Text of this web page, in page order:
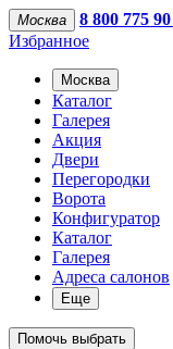
Москва
8 800 775
Избранное
Москва
Каталог
Галерея
Акция
Двери
Перегородки
Ворота
Конфигуратор
Каталог
Галерея
Адреса салонов
Еще
Помочь выбрать